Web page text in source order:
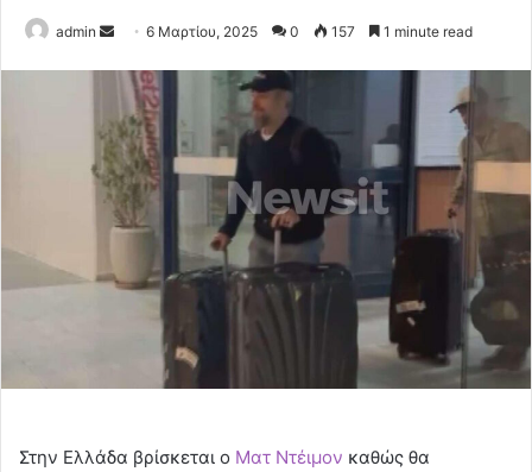
admin
Send
email
6 Μαρτίου, 2025 0 157 1 minute read
Στην Ελλάδα βρίσκεται ο Ματ Ντέιμον καθώς θα